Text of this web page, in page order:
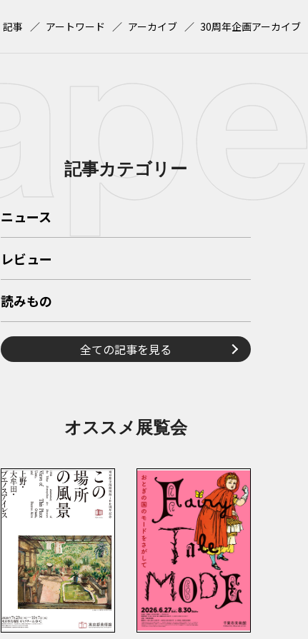
記事 アートワード アーカイブ 30周年企画アーカイブ
記事カテゴリー
ニュース
レビュー
読みもの
全ての記事を見る
オススメ展覧会